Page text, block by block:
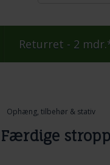
Returret - 2
Ophæng, tilbehør & stativ
Færdige